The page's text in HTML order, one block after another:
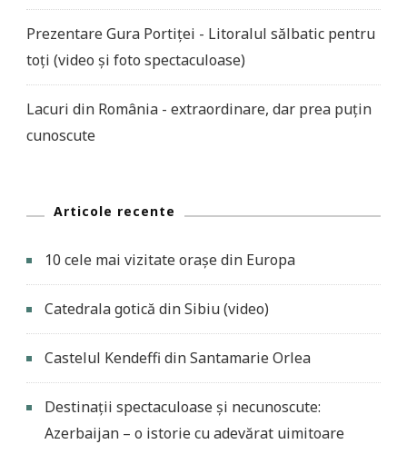
Prezentare Gura Portiței - Litoralul sălbatic pentru
toți (video și foto spectaculoase)
Lacuri din România - extraordinare, dar prea puțin
cunoscute
Articole recente
10 cele mai vizitate orașe din Europa
Catedrala gotică din Sibiu (video)
Castelul Kendeffi din Santamarie Orlea
Destinații spectaculoase și necunoscute:
Azerbaijan – o istorie cu adevărat uimitoare